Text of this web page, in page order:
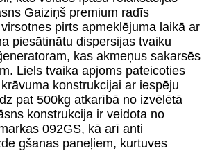
Gaiziņš premium radīs
pirts apmeklējuma laikā ar
piesātinātu dispersijas tvaiku
kas akmeņus sakarsēs
Liels tvaika apjoms pateicoties
konstrukcijai ar iespēju
pat 500kg atkarībā no izvēlētā
konstrukcija ir veidota no
092GS, kā arī anti
gšanas paneļiem, kurtuves